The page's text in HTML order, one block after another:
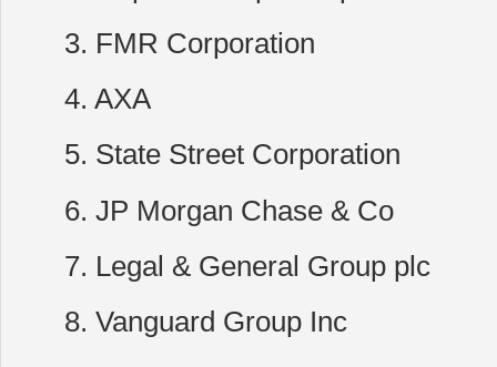
3. FMR Corporation
4. AXA
5. State Street Corporation
6. JP Morgan Chase & Co
7. Legal & General Group plc
8. Vanguard Group Inc